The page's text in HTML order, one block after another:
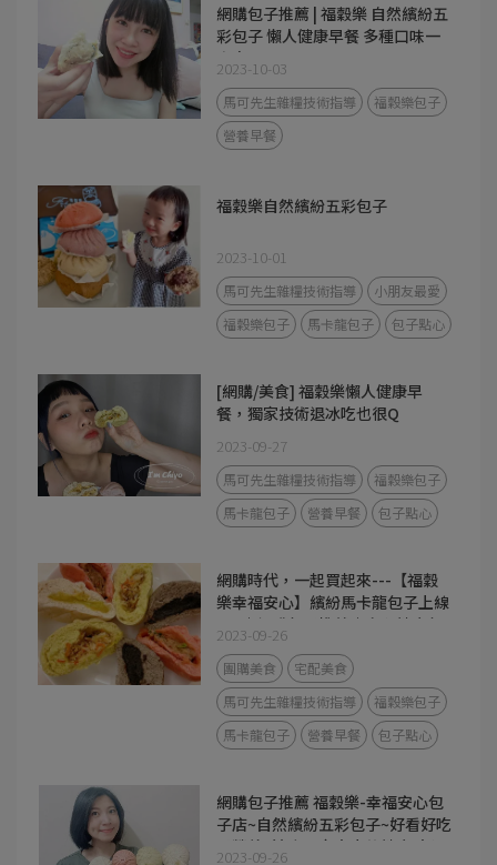
網購包子推薦 | 福穀樂 自然繽紛五
彩包子 懶人健康早餐 多種口味一
次享用
2023-10-03
馬可先生雜糧技術指導
福穀樂包子
營養早餐
福穀樂自然繽紛五彩包子
2023-10-01
馬可先生雜糧技術指導
小朋友最愛
福穀樂包子
馬卡龍包子 包子點心
[網購/美食] 福穀樂懶人健康早
餐，獨家技術退冰吃也很Q
2023-09-27
馬可先生雜糧技術指導
福穀樂包子
馬卡龍包子
營養早餐 包子點心
網購時代，一起買起來---【福穀
樂幸福安心】繽紛馬卡龍包子上線
囉~｜網購包子推薦｜安心健康包
子｜方便健康早餐
2023-09-26
團購美食
宅配美食
馬可先生雜糧技術指導
福穀樂包子
馬卡龍包子
營養早餐 包子點心
網購包子推薦 福穀樂-幸福安心包
子店~自然繽紛五彩包子~好看好吃
又營養~適合全家大小的健康點心!
2023-09-26